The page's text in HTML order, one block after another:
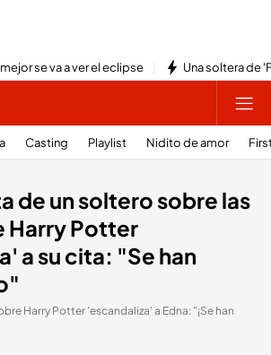
se va a ver el eclipse Una soltera de
Casting Playlist Nidito de amor
de un soltero sobre las
Harry Potter
a su cita: "Se han
Harry Potter 'escandaliza' a Edna: "¡Se han